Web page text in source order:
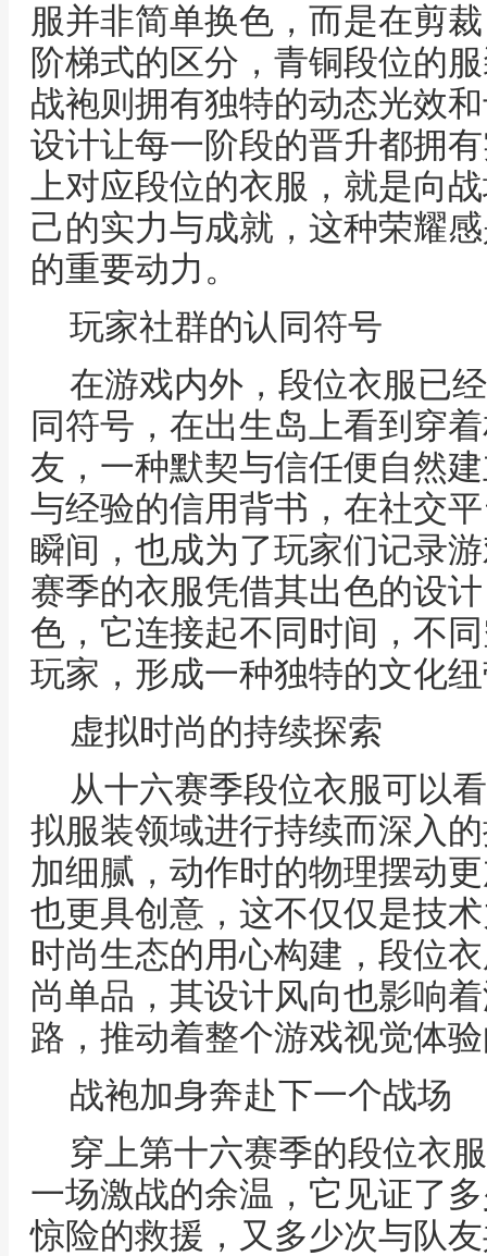
服并非简单换色，而是在剪
阶梯式的区分，青铜段位的
战袍则拥有独特的动态光效
设计让每一阶段的晋升都拥
上对应段位的衣服，就是向
己的实力与成就，这种荣耀
的重要动力。
玩家社群的认同符号
在游戏内外，段位衣服已
同符号，在出生岛上看到穿
友，一种默契与信任便自然
与经验的信用背书，在社交
瞬间，也成为了玩家们记录
赛季的衣服凭借其出色的设
色，它连接起不同时间，不
玩家，形成一种独特的文化
虚拟时尚的持续探索
从十六赛季段位衣服可以
拟服装领域进行持续而深入
加细腻，动作时的物理摆动
也更具创意，这不仅仅是技
时尚生态的用心构建，段位
尚单品，其设计风向也影响
路，推动着整个游戏视觉体
战袍加身奔赴下一个战场
穿上第十六赛季的段位衣
一场激战的余温，它见证了
惊险的救援，又多少次与队